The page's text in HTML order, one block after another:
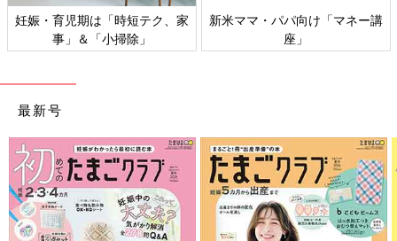
妊娠・育児期は「時短テク、家
事」＆「小掃除」
新米ママ・パパ向け「マネー講
座」
最新号